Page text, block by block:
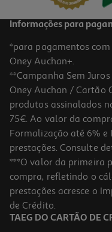
Informações para
*para pagamentos
Oney Auchan+.
**Campanha Sem
Oney Auchan / Cartão
produtos assinalados
75€. Ao valor da
Formalização até 6% e
prestações. Consulte
***O valor da primeira
compra, refletindo o
prestações acresce o
de Crédito.
TAEG DO CARTÃO DE